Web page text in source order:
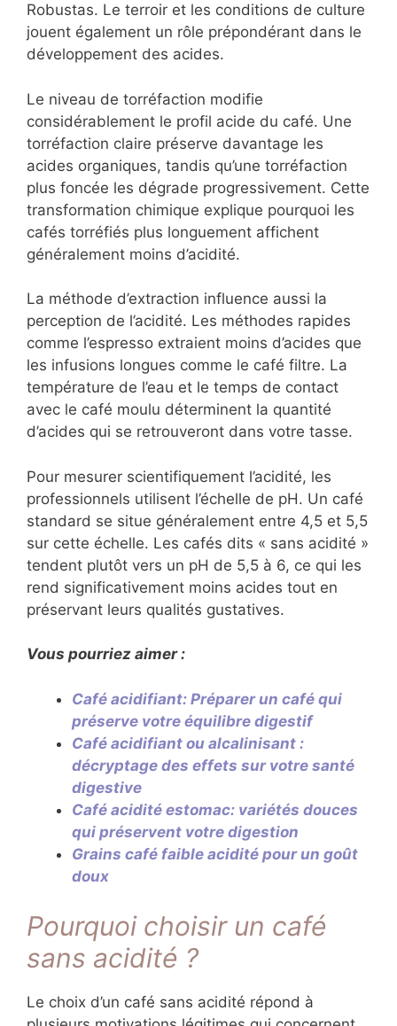
Robustas. Le terroir et les conditions de culture
jouent également un rôle prépondérant dans le
développement des acides.
Le niveau de torréfaction modifie
considérablement le profil acide du café. Une
torréfaction claire préserve davantage les
acides organiques, tandis qu’une torréfaction
plus foncée les dégrade progressivement. Cette
transformation chimique explique pourquoi les
cafés torréfiés plus longuement affichent
généralement moins d’acidité.
La méthode d’extraction influence aussi la
perception de l’acidité. Les méthodes rapides
comme l’espresso extraient moins d’acides que
les infusions longues comme le café filtre. La
température de l’eau et le temps de contact
avec le café moulu déterminent la quantité
d’acides qui se retrouveront dans votre tasse.
Pour mesurer scientifiquement l’acidité, les
professionnels utilisent l’échelle de pH. Un café
standard se situe généralement entre 4,5 et 5,5
sur cette échelle. Les cafés dits « sans acidité »
tendent plutôt vers un pH de 5,5 à 6, ce qui les
rend significativement moins acides tout en
préservant leurs qualités gustatives.
Vous pourriez aimer :
Café acidifiant: Préparer un café qui
préserve votre équilibre digestif
Café acidifiant ou alcalinisant :
décryptage des effets sur votre santé
digestive
Café acidité estomac: variétés douces
qui préservent votre digestion
Grains café faible acidité pour un goût
doux
Pourquoi choisir un café
sans acidité ?
Le choix d’un café sans acidité répond à